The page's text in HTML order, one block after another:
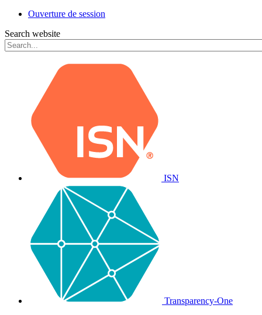
Ouverture de session
Search website
ISN
Transparency-One